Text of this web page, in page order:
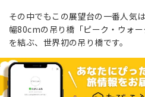
その中でもこの展望台の一番人気
幅80cmの吊り橋「ピーク・ウォー
を結ぶ、世界初の吊り橋です。